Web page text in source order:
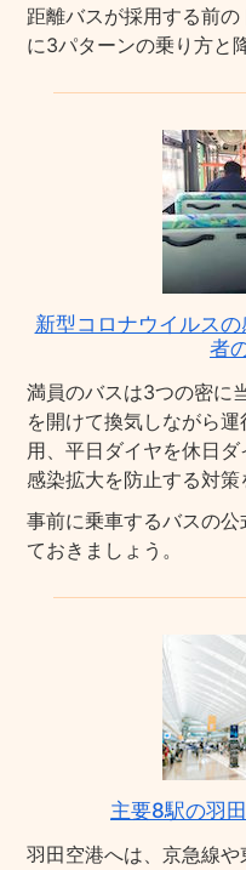
距離バスが採用する前
に3パターンの乗り方と
新型コロナウイルス
者
満員のバスは3つの密に
を開けて換気しながら
用、平日ダイヤを休日
感染拡大を防止する対策
事前に乗車するバスの
ておきましょう。
主要8駅の羽
羽田空港へは、京急線